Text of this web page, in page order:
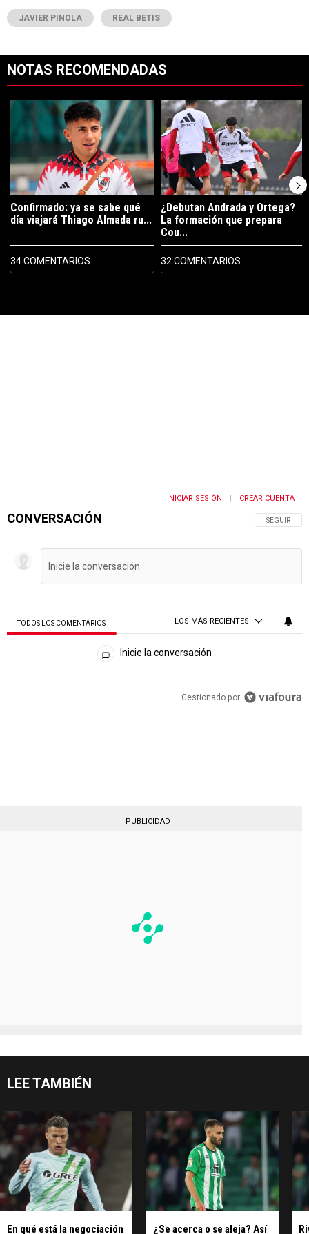
JAVIER PINOLA REAL BETIS
NOTAS RECOMENDADAS
Un artículo de tendencia con el título "Confirmado: ya se sabe qué
Confirmado: ya se sabe qué
día viajará Thiago Almada ru...
34 COMENTARIOS
Un artículo de tendencia con el
¿Debutan Andrada y Ortega?
La formación que prepara
Cou...
32 COMENTARIOS
CONVERSACIÓN SIGA ESTA
SEGUIR
INICIAR SESIÓN CREAR CUENTA
TODOS LOS COMENTARIOS LOS MÁS RECIENTES
Todos los comentarios
Inicie la conversación
PUBLICIDAD
LEE TAMBIÉN
En qué está la negociación
¿Se acerca o se aleja? Así